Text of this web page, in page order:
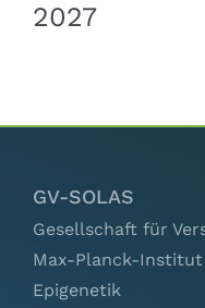
2027
GV-SOLAS
Gesellschaft für
Max-Planck-
Epigenetik